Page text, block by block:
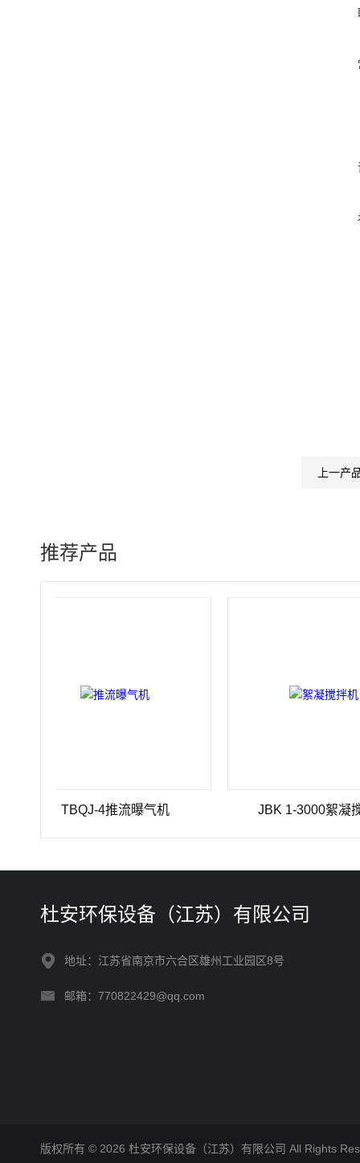
上一产
推荐产品
TBQJ-4推流曝气机 JBK 1-3000絮凝搅拌机
杜安环保设备（江苏）有限公司
地址：江苏省南京市六合区雄州工业园区8号
邮箱：770822429@qq.com
版权所有 © 2026 杜安环保设备（江苏）有限公司 All Rights